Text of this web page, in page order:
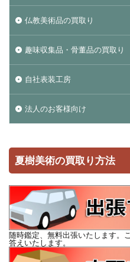
仏教美術品の買取り
趣味収集品・骨董品の買取り
自社表装工房
法人のお客様向け
夏樹美術の買取り方法
随時鑑定、無料出張いたします。
答えいたします。